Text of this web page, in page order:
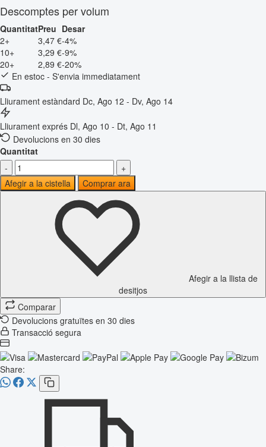
Descomptes per volum
QuantitatPreu Desar
2+
3,47 €-4%
10+
3,29 €-9%
20+
2,89 €-20%
En estoc - S'envia immediatament
Lliurament estàndard Dc, Ago 12 - Dv, Ago 14
Lliurament exprés Dl, Ago 10 - Dt, Ago 11
Devolucions en 30 dies
Quantitat
-
+
Afegir a la cistella
Comprar ara
Afegir a la llista de
desitjos
Comparar
Devolucions gratuïtes en 30 dies
Transacció segura
Share: